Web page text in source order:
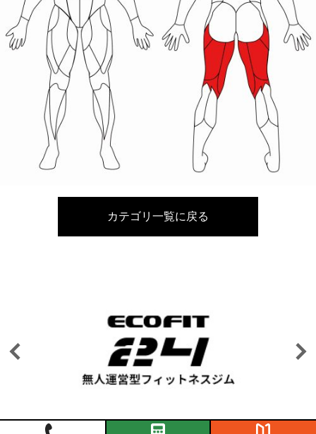
カテゴリ一覧に戻る